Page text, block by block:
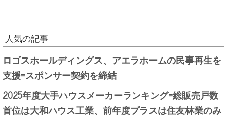
人気の記事
ロゴスホールディングス、アエラホームの民事再生を
支援=スポンサー契約を締結
2025年度大手ハウスメーカーランキング=総販売戸数
首位は大和ハウス工業、前年度プラスは住友林業のみ